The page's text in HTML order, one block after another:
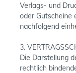
Verlags- und
oder Gutscheine
nachfolgend
3.
Die Darstellung
rechtlich